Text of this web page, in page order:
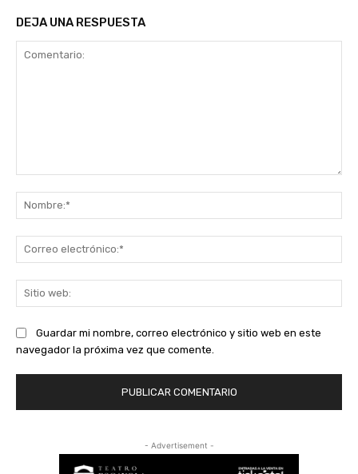
DEJA UNA RESPUESTA
Guardar mi nombre, correo electrónico y sitio web en este
navegador la próxima vez que comente.
- Advertisement -